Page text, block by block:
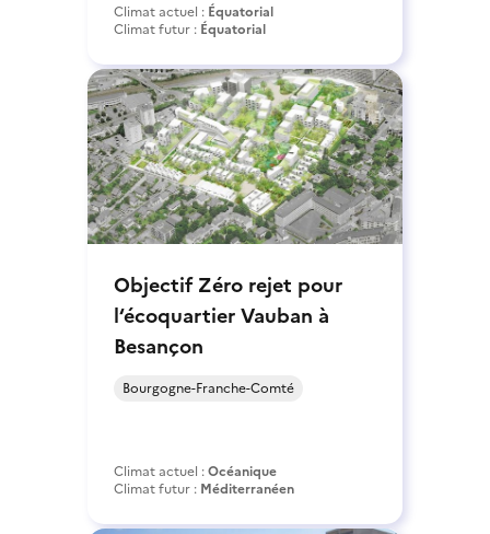
Climat actuel : Équatorial
Climat futur : Équatorial
Objectif Zéro rejet pour
l‘écoquartier Vauban à
Besançon
Bourgogne-Franche-Comté
Climat actuel :Océanique
Climat futur : Méditerranéen